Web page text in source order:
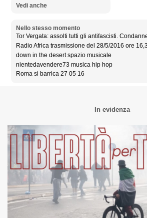
Vedi anche
Nello stesso momento
Tor Vergata: assolti tutti gli antifascisti.
Radio Africa trasmissione del 28/5/2016 ore
down in the desert spazio musicale
nientedavendere73 musica hip hop
Roma si barrica 27 05 16
In evidenza